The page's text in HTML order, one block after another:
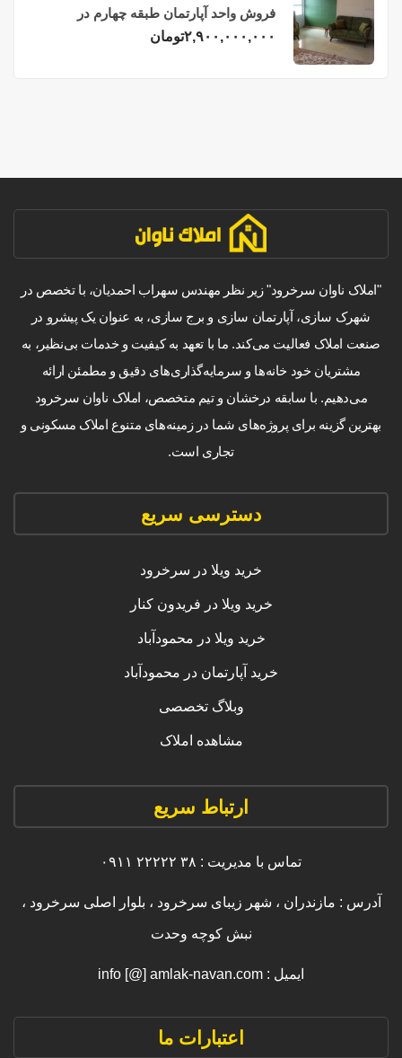
فروش واحد آپارتمان طبقه چهارم در
فریدونکنار
۲,۹۰۰,۰۰۰,۰۰۰تومان
"املاک ناوان سرخرود" زیر نظر مهندس سهراب احمدیان، با تخصص در
شهرک سازی، آپارتمان سازی و برج سازی، به عنوان یک پیشرو در
صنعت املاک فعالیت می‌کند. ما با تعهد به کیفیت و خدمات بی‌نظیر، به
مشتریان خود خانه‌ها و سرمایه‌گذاری‌های دقیق و مطمئن ارائه
می‌دهیم. با سابقه درخشان و تیم متخصص، املاک ناوان سرخرود
بهترین گزینه برای پروژه‌های شما در زمینه‌های متنوع املاک مسکونی و
تجاری است.
دسترسی سریع
خرید ویلا در سرخرود
خرید ویلا در فریدون کنار
خرید ویلا در محمودآباد
خرید آپارتمان در محمودآباد
وبلاگ تخصصی
مشاهده املاک
ارتباط سریع
تماس با مدیریت : ۳۸ ۲۲۲۲۲ ۰۹۱۱
آدرس : مازندران ، شهر زیبای سرخرود ، بلوار اصلی سرخرود ،
نبش کوچه وحدت
ایمیل : info [@] amlak-navan.com
اعتبارات ما